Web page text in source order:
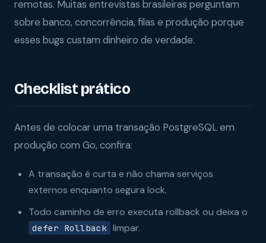
remotas. Muitas entrevistas brasileiras perguntam
sobre banco, concorrência, filas e produção porque
esses bugs custam dinheiro de verdade.
Checklist prático
Antes de colocar uma transação PostgreSQL em
produção com Go, confira:
A transação é curta e não chama serviços
externos enquanto segura lock.
Todo caminho de erro executa rollback ou deixa o
defer Rollback limpar.